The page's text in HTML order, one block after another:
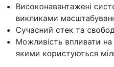
Високонавантажені
викликами
Сучасний стек та
Можливість впливати на
якими користуються